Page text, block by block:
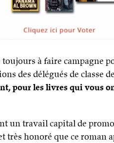
à faire campagne
des délégués de classe
pour les livres qui vous
un travail capital de
honoré que ce roman